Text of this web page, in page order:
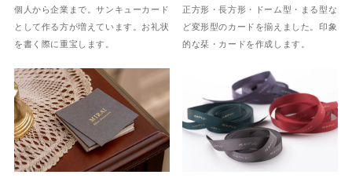
個人から企業まで。サンキューカード
として作る方が増えています。お礼状
を書く際に重宝します。
正方形・長方形・ドーム型・まる型な
ど変形型のカードを揃えました。印象
的な栞・カードを作成します。